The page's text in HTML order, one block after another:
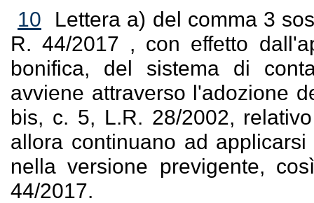
10
Lettera a) del comma 3
R. 44/2017 , con effetto
bonifica, del sistema di
avviene attraverso l'adozione
bis, c. 5, L.R. 28/2002,
allora continuano ad
nella versione previgente,
44/2017.